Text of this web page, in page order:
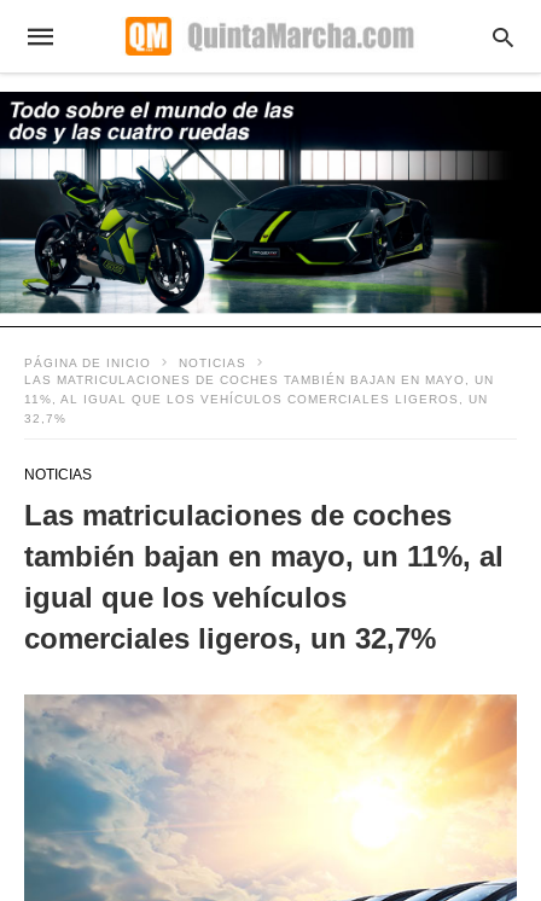
PÁGINA DE INICIO
NOTICIAS
LAS MATRICULACIONES DE COCHES TAMBIÉN BAJAN EN MAYO, UN
11%, AL IGUAL QUE LOS VEHÍCULOS COMERCIALES LIGEROS, UN
32,7%
NOTICIAS
Las matriculaciones de coches
también bajan en mayo, un 11%, al
igual que los vehículos
comerciales ligeros, un 32,7%